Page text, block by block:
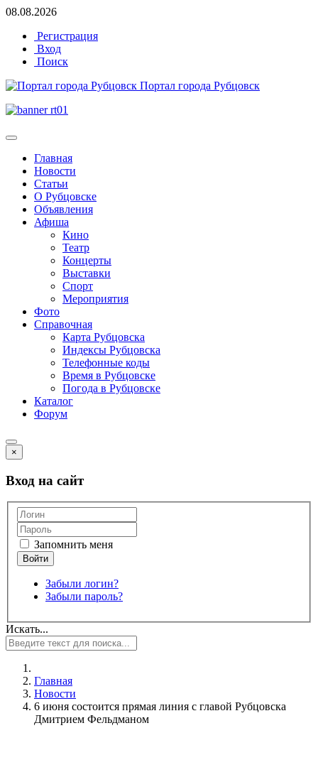
08.08.2026
Регистрация
Вход
Поиск
Портал города Рубцовск
Главная
Новости
Статьи
О Рубцовске
Объявления
Афиша
Кино
Театр
Концерты
Выставки
Спорт
Мероприятия
Фото
Справочная
Карта Рубцовска
Индексы Рубцовска
Телефонные коды
Время в Рубцовске
Погода в Рубцовске
Каталог
Форум
×
Вход на сайт
Запомнить меня
Забыли логин?
Забыли пароль?
Искать...
Главная
Новости
6 июня состоится прямая линия с главой Рубцовска
Дмитрием Фельдманом